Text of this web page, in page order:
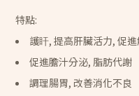
特點:
護盰, 提高肝臟活力, 促
促進膽汁分泌, 脂肪代謝
調理腸胃, 改善消化不良